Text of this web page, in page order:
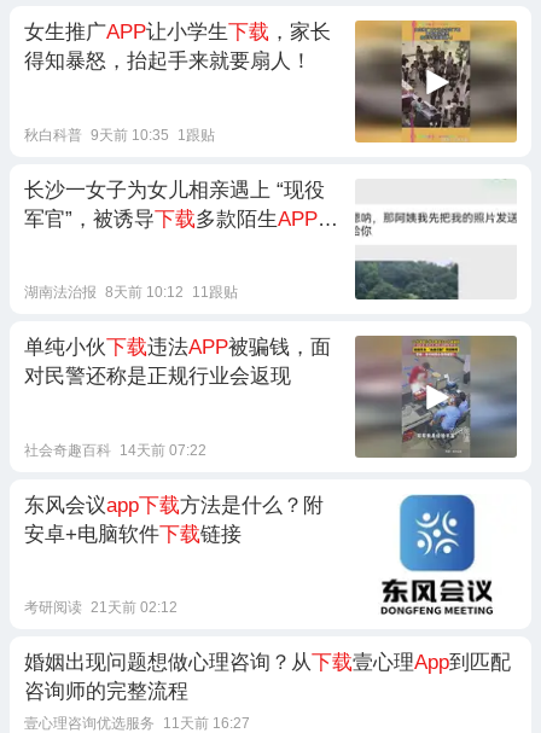
女生推广APP让小学生下载 ，家长
得知暴怒，抬起手来就要扇人！
秋白科普 9天前 10:35 1跟贴
长沙一女子为女儿相亲遇上 “现役
军官”，被诱导下载多款陌生APP投
湖南法治报 8天前 10:12 11跟贴
单纯小伙下载违法APP被骗钱，面
对民警还称是正规行业会返现
社会奇趣百科 14天前 07:22
东风会议app下载方法是什么？附
安卓+电脑软件下载链接
考研阅读 21天前 02:12
婚姻出现问题想做心理咨询？从下载壹心理App到匹配
咨询师的完整流程
壹心理咨询优选服务 11天前 16:27